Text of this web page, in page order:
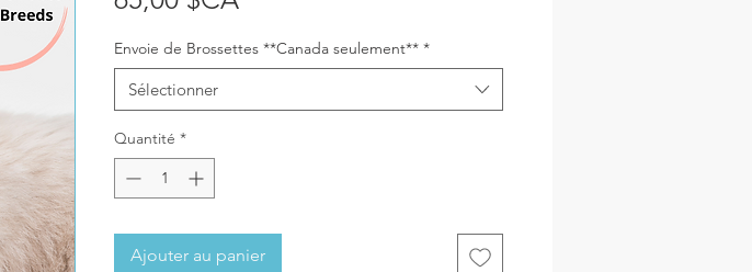
Envoie de Brossettes **Canada seulement** *
Sélectionner
Quantité *
Ajouter au panier